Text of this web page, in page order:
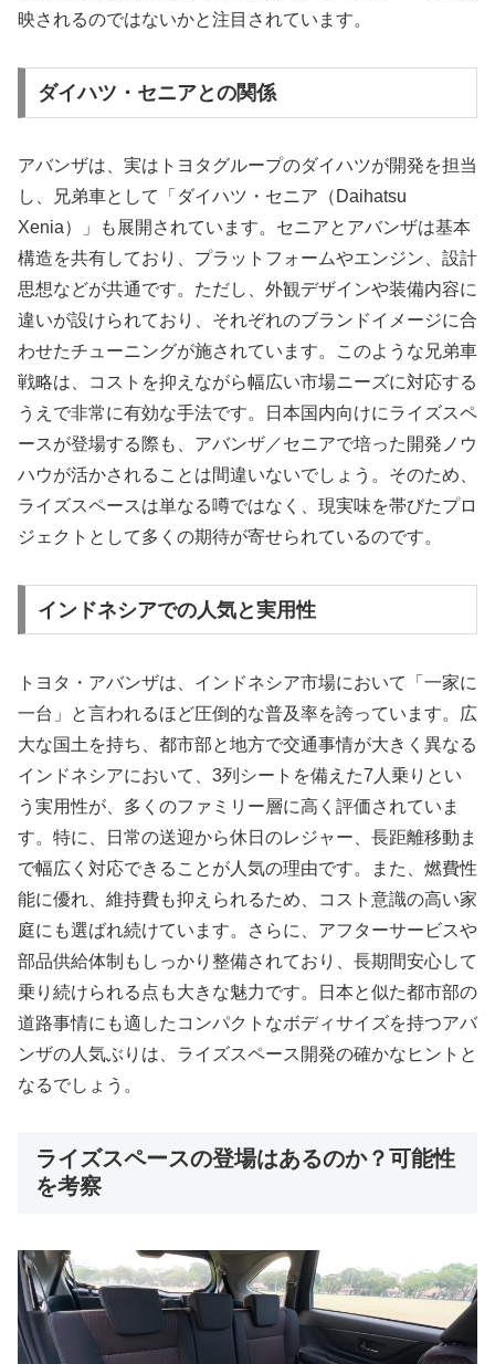
映されるのではないかと注目されています。
ダイハツ・セニアとの関係
アバンザは、実はトヨタグループのダイハツが開発を担当
し、兄弟車として「ダイハツ・セニア（Daihatsu
Xenia）」も展開されています。セニアとアバンザは基本
構造を共有しており、プラットフォームやエンジン、設計
思想などが共通です。ただし、外観デザインや装備内容に
違いが設けられており、それぞれのブランドイメージに合
わせたチューニングが施されています。このような兄弟車
戦略は、コストを抑えながら幅広い市場ニーズに対応する
うえで非常に有効な手法です。日本国内向けにライズスペ
ースが登場する際も、アバンザ／セニアで培った開発ノウ
ハウが活かされることは間違いないでしょう。そのため、
ライズスペースは単なる噂ではなく、現実味を帯びたプロ
ジェクトとして多くの期待が寄せられているのです。
インドネシアでの人気と実用性
トヨタ・アバンザは、インドネシア市場において「一家に
一台」と言われるほど圧倒的な普及率を誇っています。広
大な国土を持ち、都市部と地方で交通事情が大きく異なる
インドネシアにおいて、3列シートを備えた7人乗りとい
う実用性が、多くのファミリー層に高く評価されていま
す。特に、日常の送迎から休日のレジャー、長距離移動ま
で幅広く対応できることが人気の理由です。また、燃費性
能に優れ、維持費も抑えられるため、コスト意識の高い家
庭にも選ばれ続けています。さらに、アフターサービスや
部品供給体制もしっかり整備されており、長期間安心して
乗り続けられる点も大きな魅力です。日本と似た都市部の
道路事情にも適したコンパクトなボディサイズを持つアバ
ンザの人気ぶりは、ライズスペース開発の確かなヒントと
なるでしょう。
ライズスペースの登場はあるのか？可能性
を考察